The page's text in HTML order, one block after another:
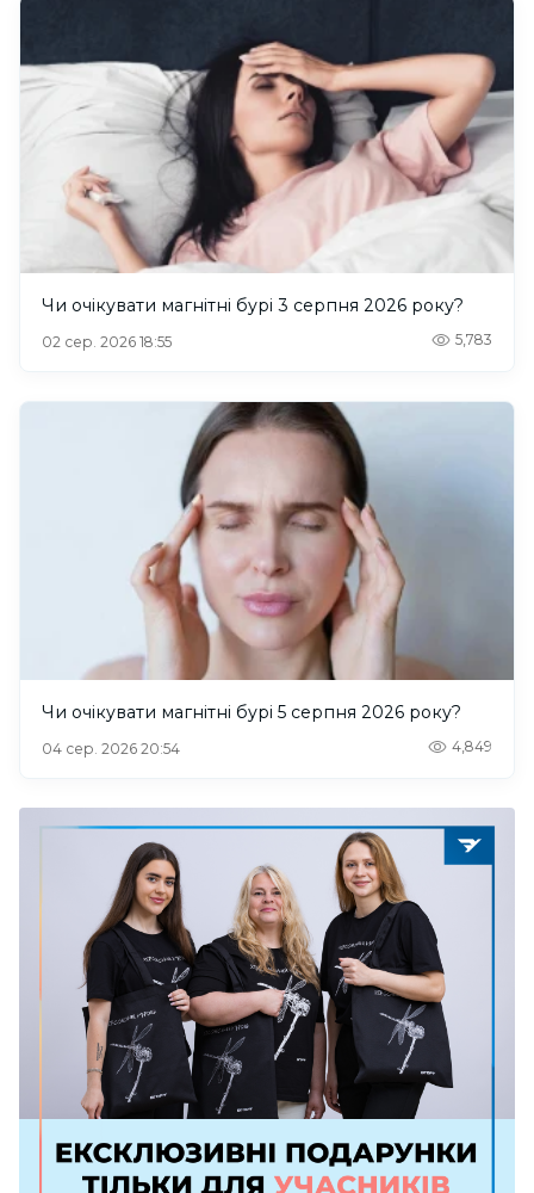
Чи очікувати магнітні бурі 3 серпня 2026 року?
02 сер. 2026 18:55 5,783
Чи очікувати магнітні бурі 5 серпня 2026 року?
04 сер. 2026 20:54 4,849